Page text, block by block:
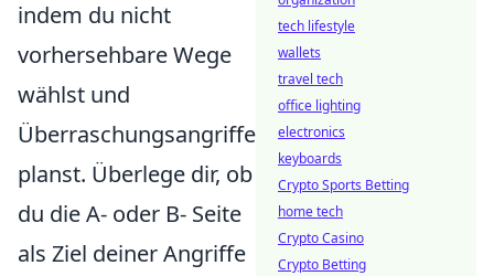
indem du nicht
vorhersehbare Wege
wählst und
Überraschungsangriffe
planst. Überlege dir, ob
du die A- oder B- Seite
als Ziel deiner Angriffe
tech lifestyle
wallets
travel tech
office lighting
electronics
keyboards
Crypto Sports Betting
home tech
Crypto Casino
Crypto Betting